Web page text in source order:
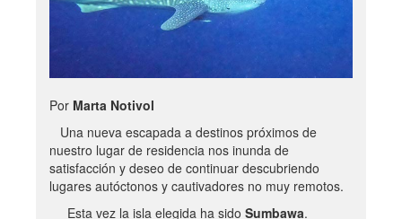
Por Marta Notivol
Una nueva escapada a destinos próximos de
nuestro lugar de residencia nos inunda de
satisfacción y deseo de continuar descubriendo
lugares autóctonos y cautivadores no muy remotos.
Esta vez la isla elegida ha sido Sumbawa.